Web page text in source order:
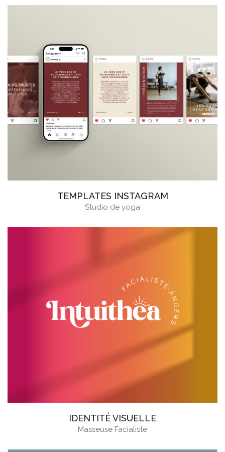
TEMPLATES INSTAGRAM
Studio de yoga
IDENTITÉ VISUELLE
Masseuse Facialiste